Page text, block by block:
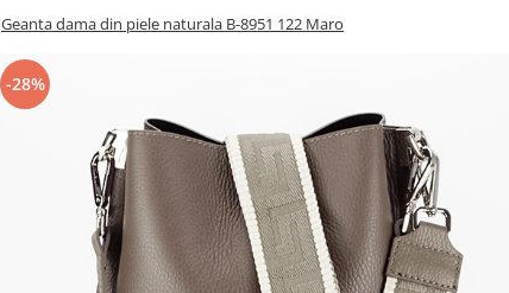
Geanta dama din piele naturala B-8951 122 Maro
-28%